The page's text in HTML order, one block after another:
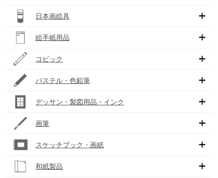
日本画絵具
絵手紙用品
コピック
パステル・色鉛筆
デッサン・製図用品・インク
画筆
スケッチブック・画紙
和紙製品